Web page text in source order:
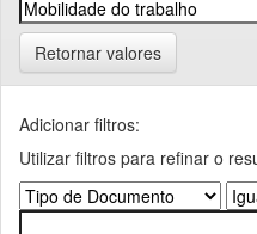
Retornar valores
Adicionar filtros:
Utilizar filtros para refinar o